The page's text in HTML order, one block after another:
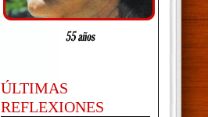
ÚLTIMAS
REFLEXIONES